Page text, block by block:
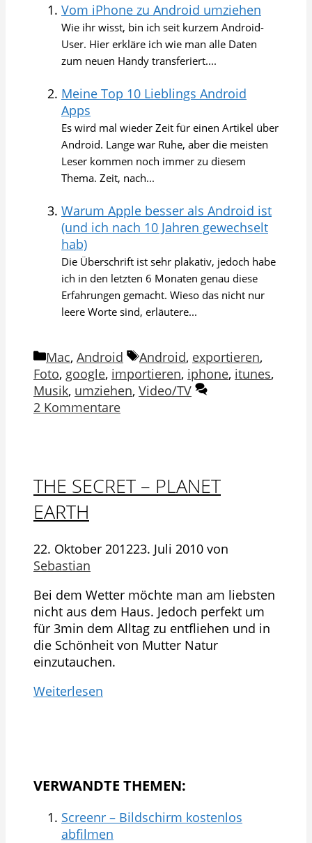
Vom iPhone zu Android umziehen
Wie ihr wisst, bin ich seit kurzem Android-
User. Hier erkläre ich wie man alle Daten
zum neuen Handy transferiert....
Meine Top 10 Lieblings Android
Apps
Es wird mal wieder Zeit für einen Artikel über
Android. Lange war Ruhe, aber die meisten
Leser kommen noch immer zu diesem
Thema. Zeit, nach...
Warum Apple besser als Android ist
(und ich nach 10 Jahren gewechselt
hab)
Die Überschrift ist sehr plakativ, jedoch habe
ich in den letzten 6 Monaten genau diese
Erfahrungen gemacht. Wieso das nicht nur
leere Worte sind, erläutere...
Kategorien
Mac, Android Schlagwörter
Android, exportieren,
Foto, google, importieren, iphone, itunes,
Musik, umziehen, Video/TV
2 Kommentare
THE SECRET – PLANET
EARTH
22. Oktober 201223. Juli 2010 von
Sebastian
Bei dem Wetter möchte man am liebsten
nicht aus dem Haus. Jedoch perfekt um
für 3min dem Alltag zu entfliehen und in
die Schönheit von Mutter Natur
einzutauchen.
Weiterlesen
VERWANDTE THEMEN:
Screenr – Bildschirm kostenlos
abfilmen